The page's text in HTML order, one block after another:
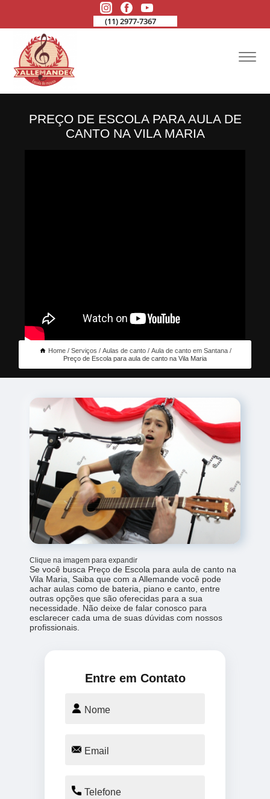
(11) 2977-7367
PREÇO DE ESCOLA PARA AULA DE
CANTO NA VILA MARIA
Home Serviços Aulas de canto
Aula de canto em Santana
Preço de Escola para aula de canto na Vila Maria
Clique na imagem para expandir
Se você busca Preço de Escola para aula de canto na
Vila Maria, Saiba que com a Allemande você pode
achar aulas como de bateria, piano e canto, entre
outras opções que são oferecidas para a sua
necessidade. Não deixe de falar conosco para
esclarecer cada uma de suas dúvidas com nossos
profissionais.
Entre em Contato